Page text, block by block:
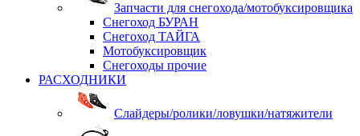
Запчасти для снегохода/мотобуксировщика
Снегоход БУРАН
Снегоход ТАЙГА
Мотобуксировщик
Снегоходы прочие
РАСХОДНИКИ
Слайдеры/ролики/ловушки/натяжители